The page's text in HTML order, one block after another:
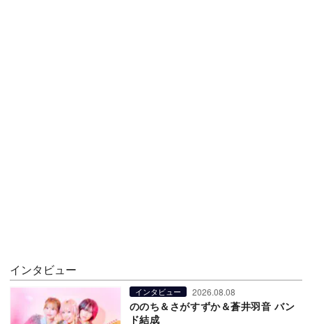
インタビュー
インタビュー 2026.08.08
ののち＆さがすずか＆蒼井羽音 バン
ド結成